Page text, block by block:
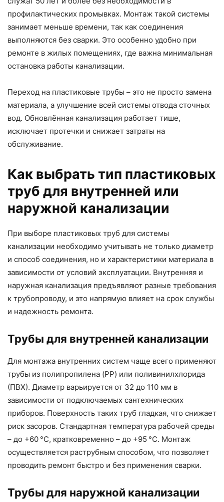
профилактических промывках. Монтаж такой системы
занимает меньше времени, так как соединения
выполняются без сварки. Это особенно удобно при
ремонте в жилых помещениях, где важна минимальная
остановка работы канализации.
Переход на пластиковые трубы – это не просто замена
материала, а улучшение всей системы отвода сточных
вод. Обновлённая канализация работает тише,
исключает протечки и снижает затраты на
обслуживание.
Как выбрать тип пластиковых
труб для внутренней или
наружной канализации
При выборе пластиковых труб для системы
канализации необходимо учитывать не только диаметр
и способ соединения, но и характеристики материала в
зависимости от условий эксплуатации. Внутренняя и
наружная канализация предъявляют разные требования
к трубопроводу, и это напрямую влияет на срок службы
и надежность ремонта.
Трубы для внутренней канализации
Для монтажа внутренних систем чаще всего применяют
трубы из полипропилена (PP) или поливинилхлорида
(ПВХ). Диаметр варьируется от 32 до 110 мм в
зависимости от подключаемых сантехнических
приборов. Поверхность таких труб гладкая, что снижает
риск засоров. Стандартная температура рабочей среды
– до +60 °C, кратковременно – до +95 °C. Монтаж
осуществляется раструбным способом, что позволяет
проводить ремонт быстро и без применения сварки.
Трубы для наружной канализации